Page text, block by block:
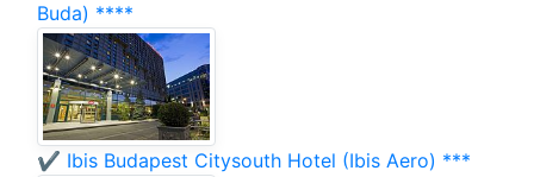
Buda) ****
✔️ Ibis Budapest Citysouth Hotel (Ibis Aero) ***